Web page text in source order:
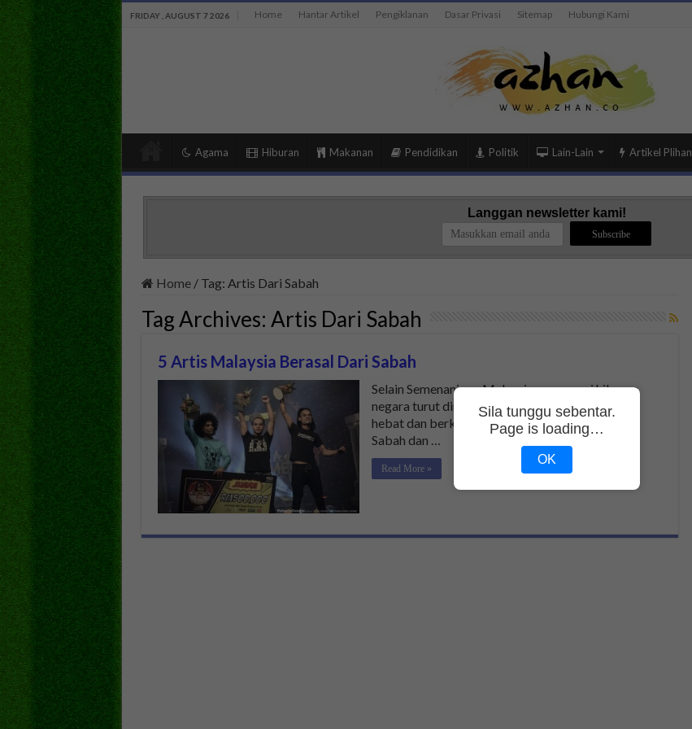
FRIDAY , AUGUST 7 2026 Home Hantar Artikel Pengiklanan Dasar Privasi Sitemap Hubungi Kami
Agama Hiburan Makanan Pendidikan Politik Lain-Lain Artikel Plihan
Langgan newsletter kami!
Home / Tag: Artis Dari Sabah
Tag Archives: Artis Dari Sabah
5 Artis Malaysia Berasal Dari Sabah
Selain Semenanjung Malaysia, arena seni hiburan
negara turut dimeriahkan dengan bakat-bakat
hebat dan berkualiti dari negeri borneo seperti
Sabah dan …
Read More »
Sila tunggu sebentar.
Page is loading…
OK